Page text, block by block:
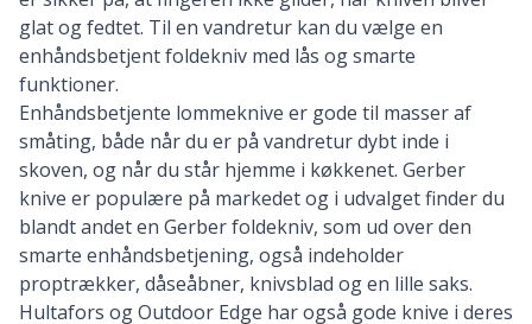
glat og fedtet. Til en vandretur kan du vælge en
enhåndsbetjent foldekniv med lås og smarte
funktioner.
Enhåndsbetjente lommeknive er gode til masser af
småting, både når du er på vandretur dybt inde i
skoven, og når du står hjemme i køkkenet. Gerber
knive er populære på markedet og i udvalget finder du
blandt andet en Gerber foldekniv, som ud over den
smarte enhåndsbetjening, også indeholder
proptrækker, dåseåbner, knivsblad og en lille saks.
Hultafors ogOutdoor Edge har også gode knive i deres